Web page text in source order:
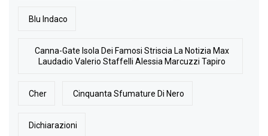
Blu Indaco
Canna-Gate Isola Dei Famosi Striscia La Notizia Max
Laudadio Valerio Staffelli Alessia Marcuzzi Tapiro
Cher Cinquanta Sfumature Di Nero
Dichiarazioni